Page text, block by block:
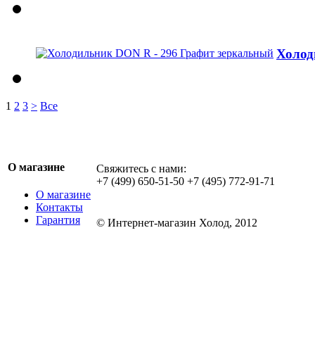
1 2 3 > Все
О магазине
О магазине
Контакты
Гарантия
Свяжитесь с нами:
+7 (499) 650-51-50 +7 (495) 772-91-71
© Интернет-магазин Холод, 2012